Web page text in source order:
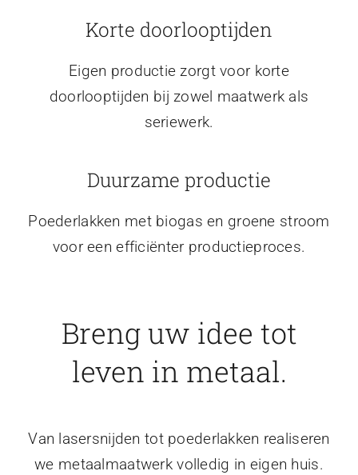
Korte doorlooptijden
Eigen productie zorgt voor korte
doorlooptijden bij zowel maatwerk als
seriewerk.
Duurzame productie
Poederlakken met biogas en groene stroom
voor een efficiënter productieproces.
Breng uw idee tot
leven in metaal.
Van lasersnijden tot poederlakken realiseren
we metaalmaatwerk volledig in eigen huis.